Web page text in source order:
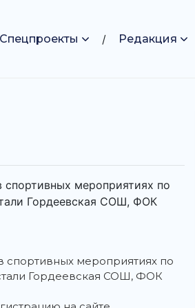
Спецпроекты Редакция
спортивных мероприятиях по
Гордеевская СОШ, ФОК
спортивных мероприятиях по
Гордеевская СОШ, ФОК